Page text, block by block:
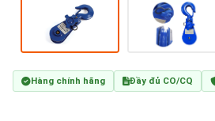
Hàng chính hãng Đầy đủ CO/CQ